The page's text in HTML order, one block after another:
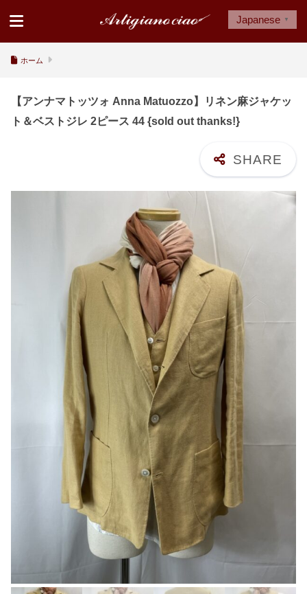
ホーム
【アンナマトッツォ Anna Matuozzo】リネン麻ジャケッ
ト＆ベストジレ 2ピース 44 {sold out thanks!}
Japanese ▼